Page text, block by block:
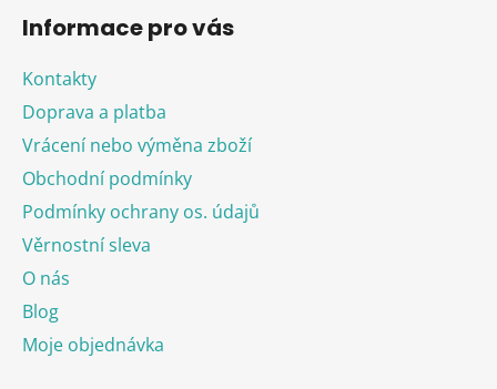
Informace pro vás
Kontakty
Doprava a platba
Vrácení nebo výměna zboží
Obchodní podmínky
Podmínky ochrany os. údajů
Věrnostní sleva
O nás
Blog
Moje objednávka